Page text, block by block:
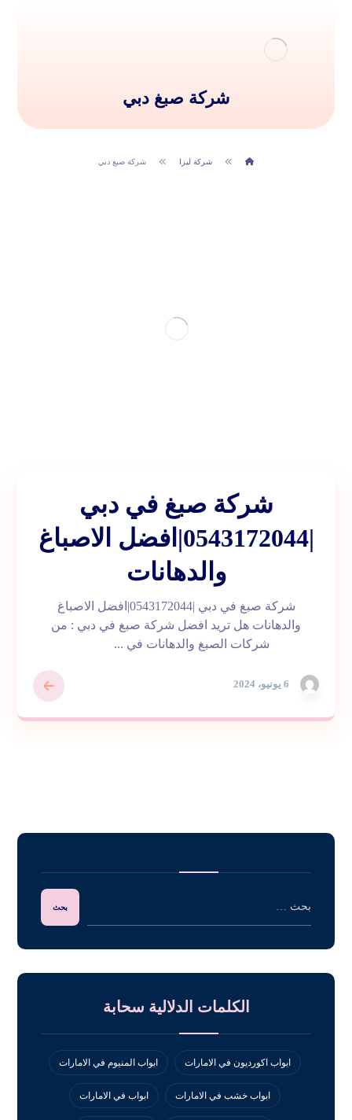
شركة صبغ دبي
شركة ليزا شركة صبغ دبي
شركة صبغ في دبي
|0543172044|افضل الاصباغ
والدهانات
6 يونيو، 2024
شركة صبغ في دبي |0543172044|افضل الاصباغ
والدهانات هل تريد افضل شركة صبغ في دبي : من
شركات الصبغ والدهانات في ...
الكلمات الدلالية سحابة
ابواب اكورديون في الامارات ابواب المنيوم في الامارات
ابواب خشب في الامارات ابواب في الامارات